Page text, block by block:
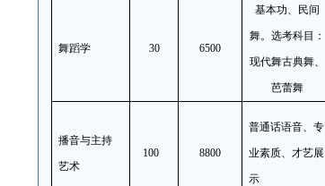
舞蹈学 30 6500
基本功、民间
舞。选考科目：
现代舞古典舞、
芭蕾舞
播音与主持
艺术
100 8800
普通话语音、专
业素质、才艺展
示